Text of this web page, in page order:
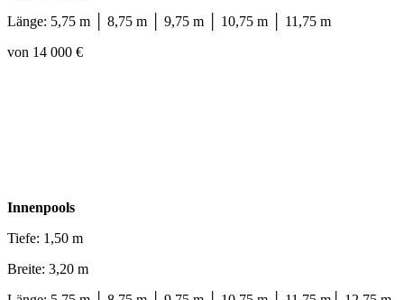
Länge: 5,75 m │ 8,75 m │ 9,75 m │ 10,75 m │ 11,75 m
von 14 000 €
Innenpools
Tiefe: 1,50 m
Breite: 3,20 m